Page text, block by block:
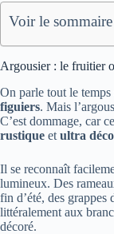
Voir le sommaire
Argousier : le fruitier
On parle tout le temps
figuiers. Mais
C’est dommage, car
rustique et ultra
Il se reconnaît
lumineux. Des
fin d’été, des grappes
littéralement aux
décoré.